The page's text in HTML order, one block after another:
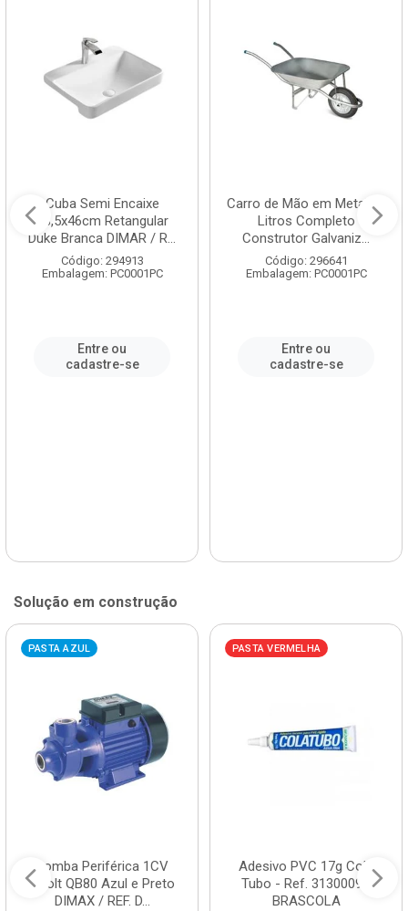
Cuba Semi Encaixe
58,5x46cm Retangular
Duke Branca DIMAR / R...
Código: 294913
Embalagem: PC0001PC
Entre ou
cadastre-se
Carro de Mão em Metal 60
Litros Completo
Construtor Galvaniz...
Código: 296641
Embalagem: PC0001PC
Entre ou
cadastre-se
Solução em construção
PASTA AZUL
Bomba Periférica 1CV
Bivolt QB80 Azul e Preto
DIMAX / REF. D...
PASTA VERMELHA
Adesivo PVC 17g Cola
Tubo - Ref. 3130009 -
BRASCOLA